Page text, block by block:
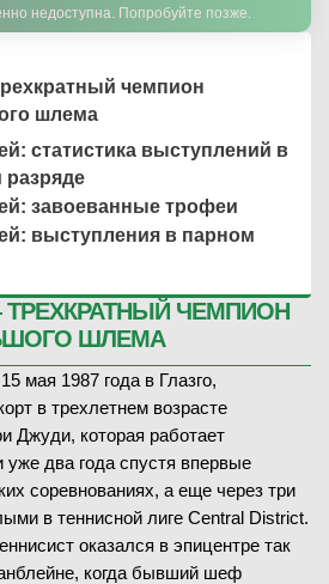
недоступна. Попробуйте позже.
чемпион
шлема
статистика выступлений в
завоеванные трофеи
выступления в парном
ЧЕМПИОН
ШЛЕМА
мая 1987 года в Глазго,
в трехлетнем возрасте
Джуди, которая работает
два года спустя впервые
соревнованиях, а еще через три
в теннисной лиге Central District.
оказался в эпицентре так
когда бывший шеф